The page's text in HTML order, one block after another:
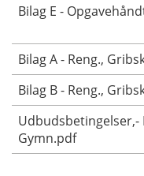
Bilag E -
Bilag A - Reng.,
Bilag B - Reng.,
Udbudsbetingelser,-
Gymn.pdf